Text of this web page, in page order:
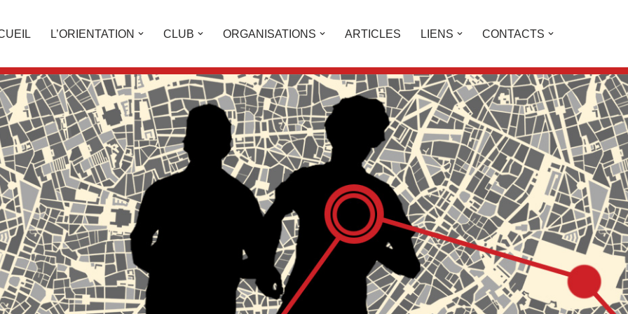
L’ORIENTATION CLUB ORGANISATIONS ARTICLES LIENS CONTACTS